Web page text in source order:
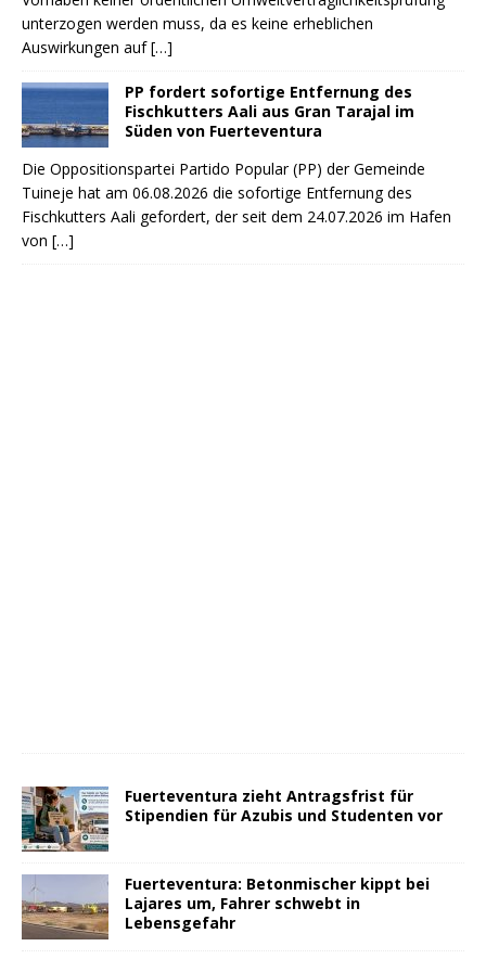
unterzogen werden muss, da es keine erheblichen
Auswirkungen auf[…]
PP fordert sofortige Entfernung des
Fischkutters Aali aus Gran Tarajal im
Süden von Fuerteventura
Die Oppositionspartei Partido Popular (PP) der Gemeinde
Tuineje hat am 06.08.2026 die sofortige Entfernung des
Fischkutters Aali gefordert, der seit dem 24.07.2026 im Hafen
von […]
Fuerteventura zieht Antragsfrist für
Stipendien für Azubis und Studenten vor
Fuerteventura: Betonmischer kippt bei
Lajares um, Fahrer schwebt in
Lebensgefahr